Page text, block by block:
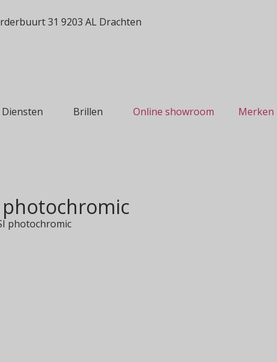
31 9203 AL Drachten
Diensten Brillen Online showroom Merken
photochromic
photochromic